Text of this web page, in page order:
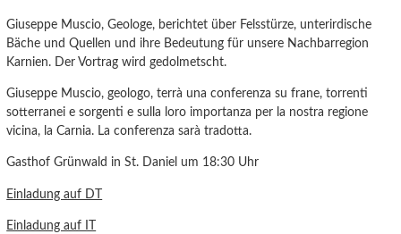
Giuseppe Muscio, Geologe, berichtet über Felsstürze, unterirdische
Bäche und Quellen und ihre Bedeutung für unsere Nachbarregion
Karnien. Der Vortrag wird gedolmetscht.
Giuseppe Muscio, geologo, terrà una conferenza su frane, torrenti
sotterranei e sorgenti e sulla loro importanza per la nostra regione
vicina, la Carnia. La conferenza sarà tradotta.
Gasthof Grünwald in St. Daniel um 18:30 Uhr
Einladung auf DT
Einladung auf IT